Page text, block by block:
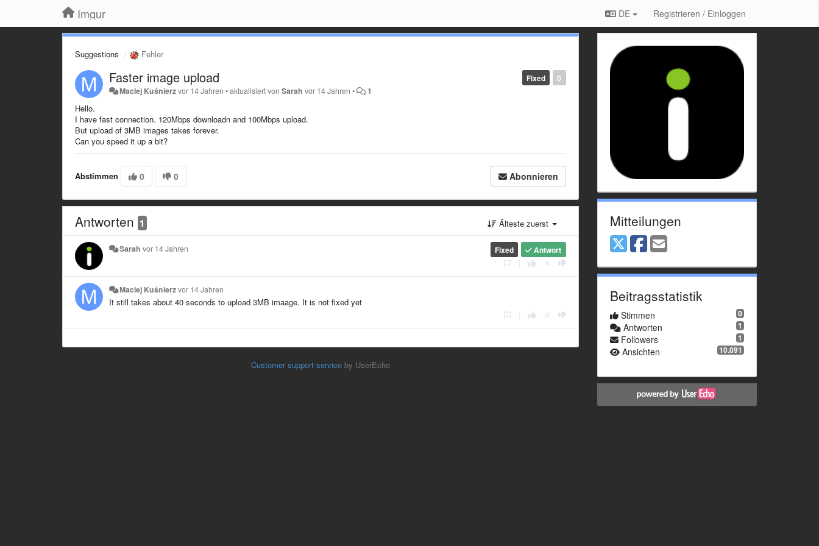
Imgur DE Registrieren / Einloggen
Suggestions Fehler
0
Fixed
Faster image upload
Maciej Kuśnierzvor 14 Jahren •aktualisiert vonSarah vor 14 Jahren • 1
Hello.
I have fast connection. 120Mbps downloadn and 100Mbps upload.
But upload of 3MB images takes forever.
Can you speed it up a bit?
Abstimmen 0 0 Abonnieren
Antworten 1 Älteste zuerst
Antwort
Fixed
Sarah vor 14 Jahren
Maciej Kuśnierzvor 14 Jahren
It still takes about 40 seconds to upload 3MB imaage. It is not fixed yet
Customer support serviceby UserEcho
Mitteilungen
Beitragsstatistik
0
Stimmen
1
Antworten
1
Followers
10.091
Ansichten